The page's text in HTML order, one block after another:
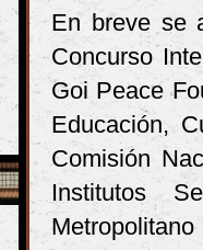
En breve se
Concurso
Goi Peace
Educación,
Comisión
Institutos